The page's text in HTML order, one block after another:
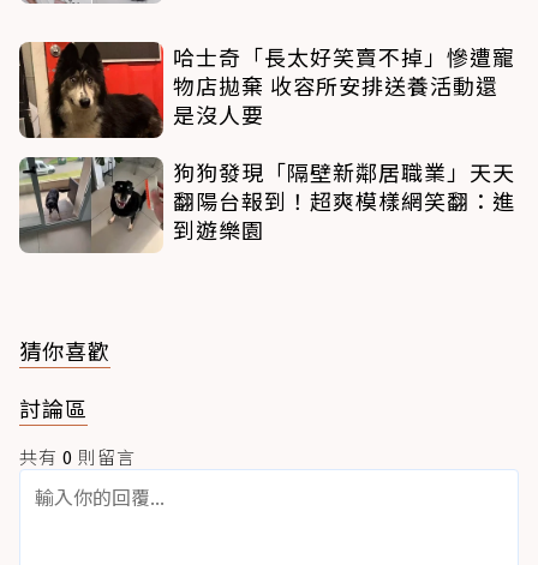
哈士奇「長太好笑賣不掉」慘遭寵
物店拋棄 收容所安排送養活動還
是沒人要
狗狗發現「隔壁新鄰居職業」天天
翻陽台報到！超爽模樣網笑翻：進
到遊樂園
猜你喜歡
討論區
共有 0 則留言